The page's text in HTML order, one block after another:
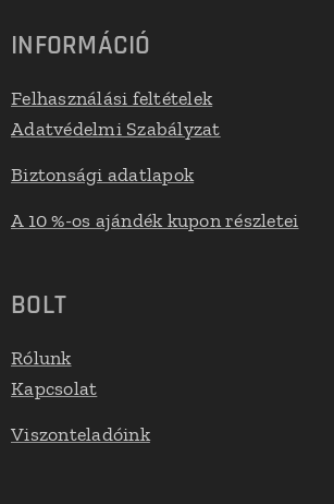
INFORMÁCIÓ
Felhasználási feltételek
Adatvédelmi Szabályzat
Biztonsági adatlapok
A 10 %-os ajándék kupon részletei
BOLT
Rólunk
Kapcsolat
Viszonteladóink